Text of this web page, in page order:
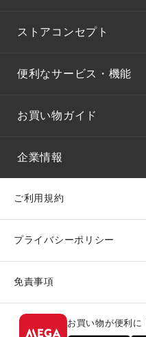
ストアコンセプト
便利なサービス・機能
お買い物ガイド
企業情報
ご利用規約
プライバシーポリシー
免責事項
お買い物が便利に